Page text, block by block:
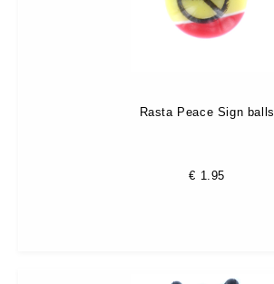
Rasta Peace Sign balls
€ 1.95